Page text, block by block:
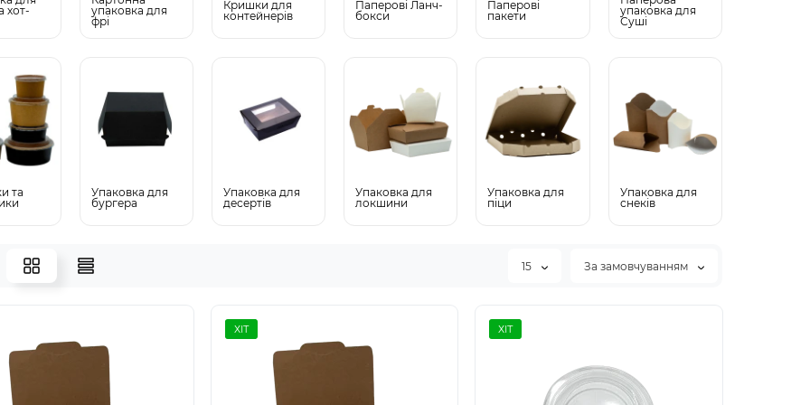
хот-
упаковка для
фрі
Кришки для
контейнерів
Паперові Ланч-
бокси
Паперові
пакети
упаковка для
Суші
та
Упаковка для
бургера
Упаковка для
десертів
Упаковка для
локшини
Упаковка для
піци
Упаковка для
снеків
15 За замовчуванням
ХІТ ХІТ